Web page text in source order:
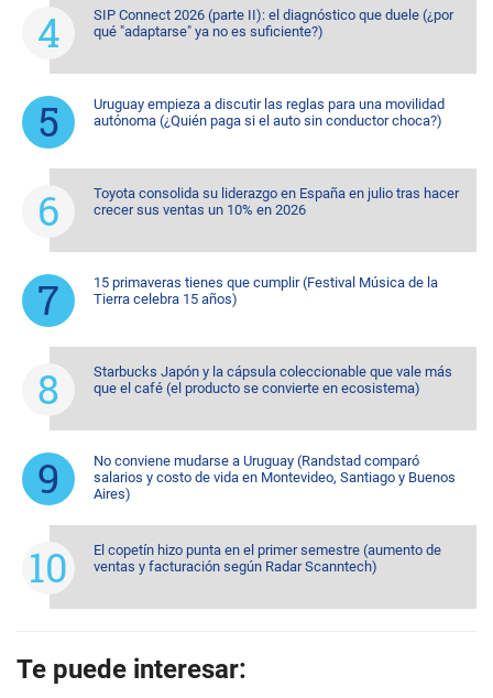
SIP Connect 2026 (parte II): el diagnóstico que duele (¿por
qué "adaptarse" ya no es suficiente?)
Uruguay empieza a discutir las reglas para una movilidad
autónoma (¿Quién paga si el auto sin conductor choca?)
Toyota consolida su liderazgo en España en julio tras hacer
crecer sus ventas un 10% en 2026
15 primaveras tienes que cumplir (Festival Música de la
Tierra celebra 15 años)
Starbucks Japón y la cápsula coleccionable que vale más
que el café (el producto se convierte en ecosistema)
No conviene mudarse a Uruguay (Randstad comparó
salarios y costo de vida en Montevideo, Santiago y Buenos
Aires)
El copetín hizo punta en el primer semestre (aumento de
ventas y facturación según Radar Scanntech)
Te puede interesar: